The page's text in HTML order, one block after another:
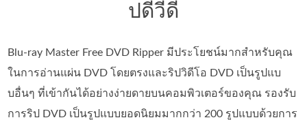
ปดีวีดี
Blu-ray Master Free DVD Ripper มีประโยชน์มากสำหรับคุณ
ในการอ่านแผ่น DVD โดยตรงและริปวิดีโอ DVD เป็นรูปแบ
บอื่นๆ ที่เข้ากันได้อย่างง่ายดายบนคอมพิวเตอร์ของคุณ รองรับ
การริป DVD เป็นรูปแบบยอดนิยมมากกว่า 200 รูปแบบด้วยการ